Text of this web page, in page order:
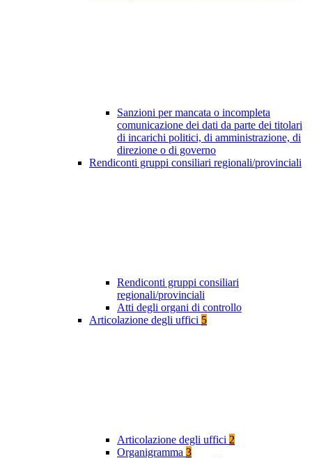
Sanzioni per mancata o incompleta
comunicazione dei dati da parte dei titolari
di incarichi politici, di amministrazione, di
direzione o di governo
Rendiconti gruppi consiliari regionali/provinciali
Rendiconti gruppi consiliari
regionali/provinciali
Atti degli organi di controllo
Articolazione degli uffici 5
Articolazione degli uffici 2
Organigramma 3